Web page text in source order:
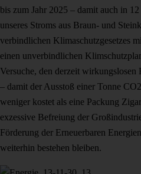
bis zum Jahr 2025 – damit auch in
unseres Stroms aus Braun- und
verbindlichen Klimaschutzgesetzes
einen unverbindlichen
Versuche, den derzeit wirkungslosen
– damit der Ausstoß einer Tonne
weniger kostet als eine Packung
exzessive Befreiung der
Förderung der Erneuerbaren
weiterhin bestehen bleiben.